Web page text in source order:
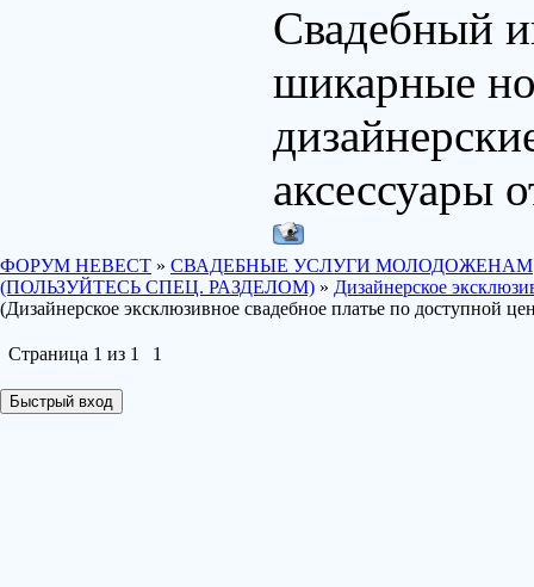
Свадебный
шикарные
аксессуары
ФОРУМ НЕВЕСТ » СВАДЕБНЫЕ УСЛУГИ МОЛОДОЖЕНАМ
(ПОЛЬЗУЙТЕСЬ СПЕЦ. РАЗДЕЛОМ) » Дизайнерское
(Дизайнерское эксклюзивное свадебное платье по доступной
Страница 1 из 1 1